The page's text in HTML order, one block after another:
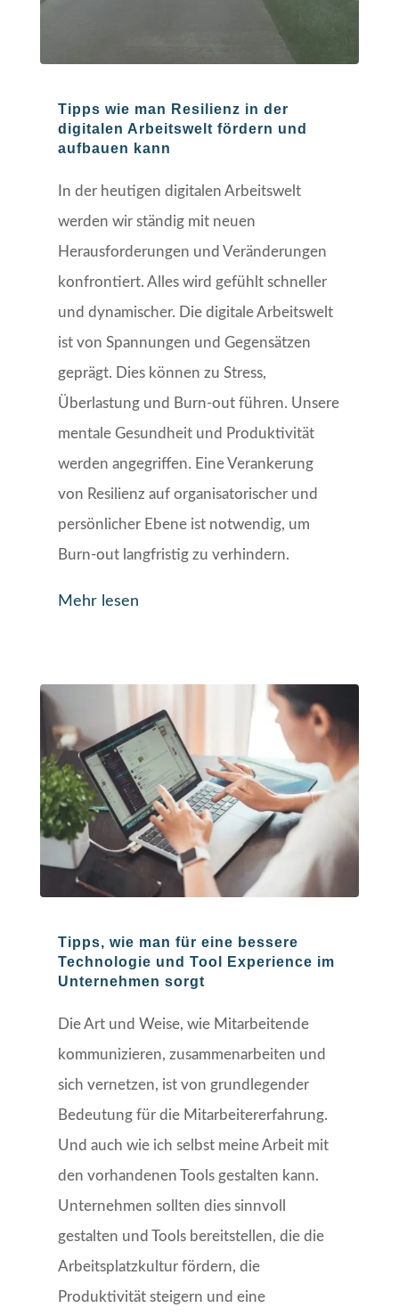
Tipps wie man Resilienz in der
digitalen Arbeitswelt fördern und
aufbauen kann
In der heutigen digitalen Arbeitswelt
werden wir ständig mit neuen
Herausforderungen und Veränderungen
konfrontiert. Alles wird gefühlt schneller
und dynamischer. Die digitale Arbeitswelt
ist von Spannungen und Gegensätzen
geprägt. Dies können zu Stress,
Überlastung und Burn-out führen. Unsere
mentale Gesundheit und Produktivität
werden angegriffen. Eine Verankerung
von Resilienz auf organisatorischer und
persönlicher Ebene ist notwendig, um
Burn-out langfristig zu verhindern.
Mehr lesen
Tipps, wie man für eine bessere
Technologie und Tool Experience im
Unternehmen sorgt
Die Art und Weise, wie Mitarbeitende
kommunizieren, zusammenarbeiten und
sich vernetzen, ist von grundlegender
Bedeutung für die Mitarbeitererfahrung.
Und auch wie ich selbst meine Arbeit mit
den vorhandenen Tools gestalten kann.
Unternehmen sollten dies sinnvoll
gestalten und Tools bereitstellen, die die
Arbeitsplatzkultur fördern, die
Produktivität steigern und eine